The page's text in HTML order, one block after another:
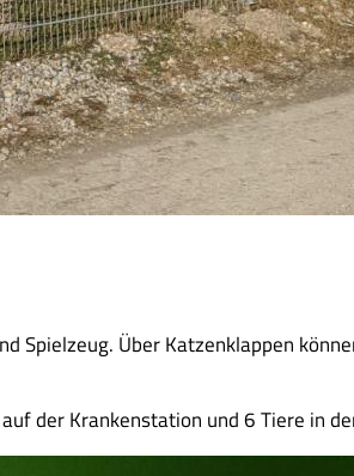
Über Katzenklappen
der Krankenstation und 6 Tiere in